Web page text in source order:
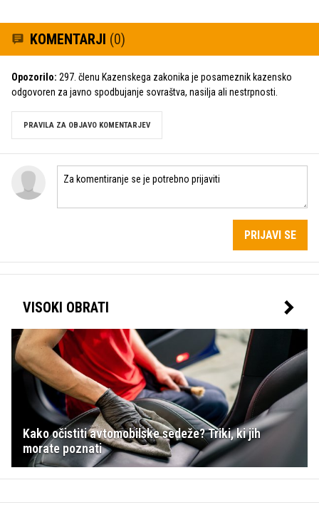
KOMENTARJI (0)
Opozorilo: 297. členu Kazenskega zakonika je posameznik kazensko
odgovoren za javno spodbujanje sovraštva, nasilja ali nestrpnosti.
PRAVILA ZA OBJAVO KOMENTARJEV
PRIJAVI SE
VISOKI OBRATI
Kako očistiti avtomobilske sedeže? Triki, ki jih
morate poznati